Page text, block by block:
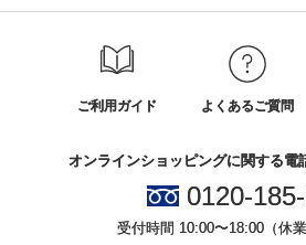
ご利用ガイド よくあるご質問
オンラインショッピングに関する電
0120-
受付時間 10:00〜18:00（休業